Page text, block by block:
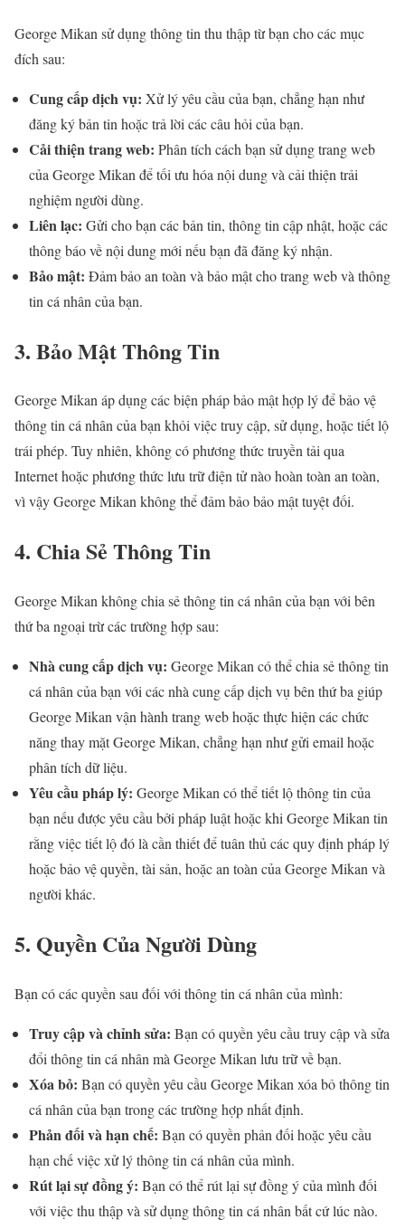
George Mikan sử dụng thông tin thu thập từ bạn cho các mục
đích sau:
Cung cấp dịch vụ: Xử lý yêu cầu của bạn, chẳng hạn như
đăng ký bản tin hoặc trả lời các câu hỏi của bạn.
Cải thiện trang web: Phân tích cách bạn sử dụng trang web
của George Mikan để tối ưu hóa nội dung và cải thiện trải
nghiệm người dùng.
Liên lạc: Gửi cho bạn các bản tin, thông tin cập nhật, hoặc các
thông báo về nội dung mới nếu bạn đã đăng ký nhận.
Bảo mật: Đảm bảo an toàn và bảo mật cho trang web và thông
tin cá nhân của bạn.
3. Bảo Mật Thông Tin
George Mikan áp dụng các biện pháp bảo mật hợp lý để bảo vệ
thông tin cá nhân của bạn khỏi việc truy cập, sử dụng, hoặc tiết lộ
trái phép. Tuy nhiên, không có phương thức truyền tải qua
Internet hoặc phương thức lưu trữ điện tử nào hoàn toàn an toàn,
vì vậy George Mikan không thể đảm bảo bảo mật tuyệt đối.
4. Chia Sẻ Thông Tin
George Mikan không chia sẻ thông tin cá nhân của bạn với bên
thứ ba ngoại trừ các trường hợp sau:
Nhà cung cấp dịch vụ: George Mikan có thể chia sẻ thông tin
cá nhân của bạn với các nhà cung cấp dịch vụ bên thứ ba giúp
George Mikan vận hành trang web hoặc thực hiện các chức
năng thay mặt George Mikan, chẳng hạn như gửi email hoặc
phân tích dữ liệu.
Yêu cầu pháp lý: George Mikan có thể tiết lộ thông tin của
bạn nếu được yêu cầu bởi pháp luật hoặc khi George Mikan tin
rằng việc tiết lộ đó là cần thiết để tuân thủ các quy định pháp lý
hoặc bảo vệ quyền, tài sản, hoặc an toàn của George Mikan và
người khác.
5. Quyền Của Người Dùng
Bạn có các quyền sau đối với thông tin cá nhân của mình:
Truy cập và chỉnh sửa: Bạn có quyền yêu cầu truy cập và sửa
đổi thông tin cá nhân mà George Mikan lưu trữ về bạn.
Xóa bỏ: Bạn có quyền yêu cầu George Mikan xóa bỏ thông tin
cá nhân của bạn trong các trường hợp nhất định.
Phản đối và hạn chế: Bạn có quyền phản đối hoặc yêu cầu
hạn chế việc xử lý thông tin cá nhân của mình.
Rút lại sự đồng ý: Bạn có thể rút lại sự đồng ý của mình đối
với việc thu thập và sử dụng thông tin cá nhân bất cứ lúc nào.